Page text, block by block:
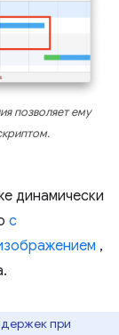
позволяет ему
динамически
с
,
при